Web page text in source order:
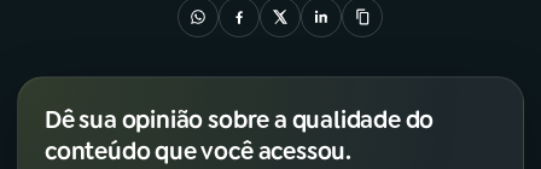
Dê sua opinião sobre a qualidade do
conteúdo que você acessou.